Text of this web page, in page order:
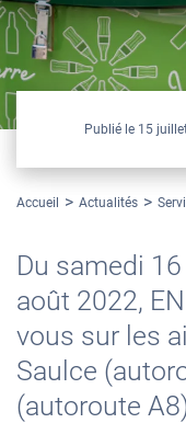
Publié le 15
Accueil Actualités
Du samedi
août 2022,
vous sur les
Saulce
(autoroute